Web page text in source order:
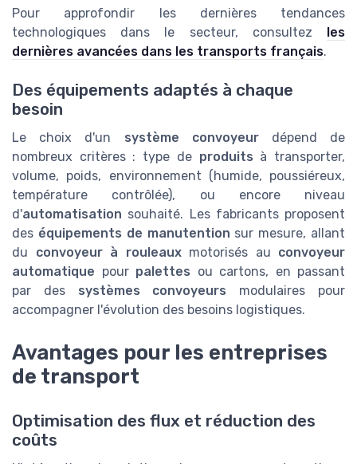
Pour approfondir les dernières tendances
technologiques dans le secteur, consultez les
dernières avancées dans les transports français.
Des équipements adaptés à chaque
besoin
Le choix d'un système convoyeurdépend de
nombreux critères : type de produits à transporter,
volume, poids, environnement (humide, poussiéreux,
température contrôlée), ou encore niveau
d'automatisation souhaité. Les fabricants proposent
des équipements de manutention sur mesure, allant
du convoyeur à rouleauxmotorisés au convoyeur
automatique pour palettes ou cartons, en passant
par des systèmes convoyeurs modulaires pour
accompagner l'évolution des besoins logistiques.
Avantages pour les entreprises
de transport
Optimisation des flux et réduction des
coûts